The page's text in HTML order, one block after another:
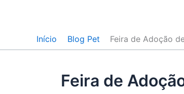
Início Blog Pet Feira de Adoção
Feira de